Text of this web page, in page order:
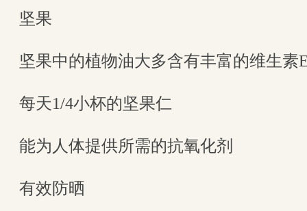
坚果
坚果中的植物油大多含有丰富的维生素
每天1/4小杯的坚果仁
能为人体提供所需的抗氧化剂
有效防晒